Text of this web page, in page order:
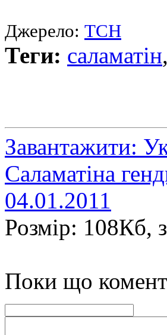
Джерело: ТСН
Теги: саламатін,
Завантажити:
Саламатіна
04.01.2011
Розмір: 108Кб,
Поки що